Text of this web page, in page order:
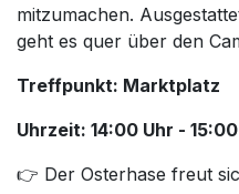
mitzumachen.
geht es quer über den
Treffpunkt: Marktplatz
Uhrzeit: 14:00 Uhr -
👉 Der Osterhase freut